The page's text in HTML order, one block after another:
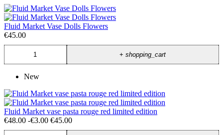
Fluid Market Vase Dolls Flowers
€45.00
+shopping_cart
New
Fluid Market vase pasta rouge red limited edition
€48.00 -€3.00 €45.00